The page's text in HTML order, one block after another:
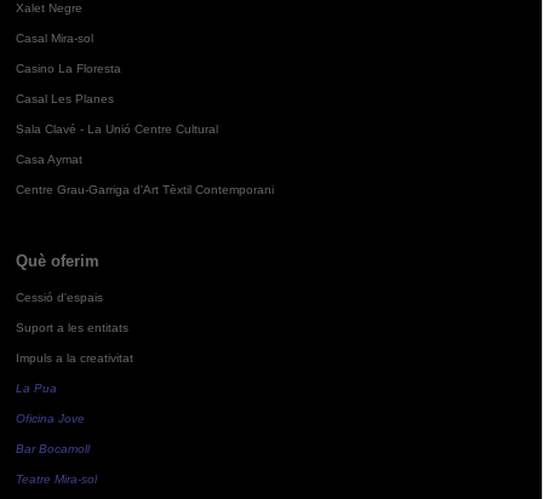
Xalet Negre
Casal Mira-sol
Casino La Floresta
Casal Les Planes
Sala Clavé - La Unió Centre Cultural
Casa Aymat
Centre Grau-Garriga d'Art Tèxtil Contemporani
Què oferim
Cessió d'espais
Suport a les entitats
Impuls a la creativitat
La Pua
Oficina Jove
Bar Bocamoll
Teatre Mira-sol